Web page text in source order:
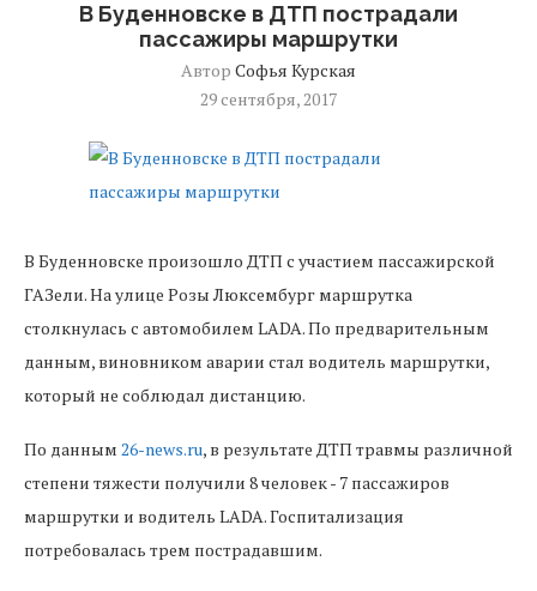
В Буденновске в ДТП пострадали
пассажиры маршрутки
Автор Софья Курская
29 сентября, 2017
В Буденновске произошло ДТП с участием пассажирской
ГАЗели. На улице Розы Люксембург маршрутка
столкнулась с автомобилем LADA. По предварительным
данным, виновником аварии стал водитель маршрутки,
который не соблюдал дистанцию.
По данным 26-news.ru, в результате ДТП травмы различной
степени тяжести получили 8 человек - 7 пассажиров
маршрутки и водитель LADA. Госпитализация
потребовалась трем пострадавшим.